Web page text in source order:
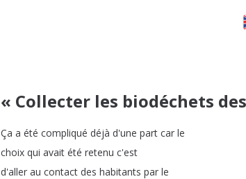
« Collecter les biodéchets
Ça a été compliqué déjà d'une part car le
choix qui avait été retenu c'est
d'aller au contact des habitants par le